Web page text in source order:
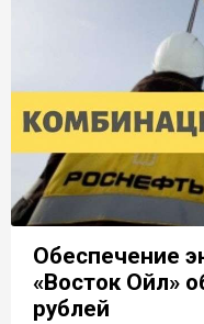
Обеспечение
«Восток Ойл»
рублей